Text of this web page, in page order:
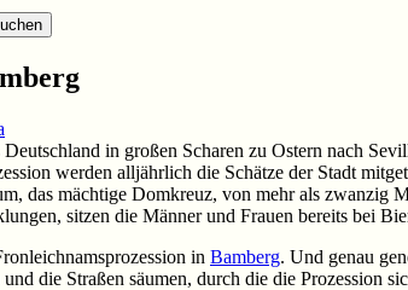
in großen Scharen zu Ostern nach
werden alljährlich die Schätze der Stadt
das mächtige Domkreuz, von mehr als zwanzig
sitzen die Männer und Frauen bereits bei
in Bamberg. Und genau
die Straßen säumen, durch die die Prozession